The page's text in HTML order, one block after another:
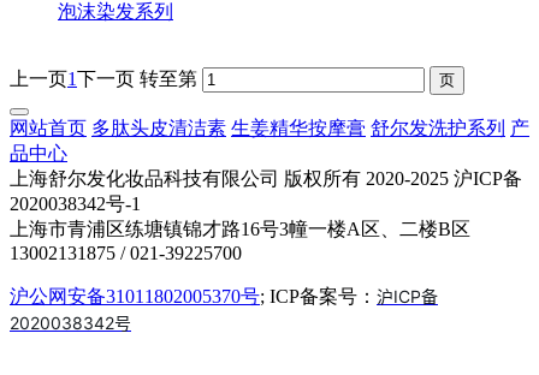
泡沫染发系列
上一页1下一页 转至第
网站首页 多肽头皮清洁素 生姜精华按摩膏 舒尔发洗护系列 产
品中心
上海舒尔发化妆品科技有限公司 版权所有 2020-2025 沪ICP备
2020038342号-1
上海市青浦区练塘镇锦才路16号3幢一楼A区、二楼B区
13002131875 / 021-39225700
沪公网安备31011802005370号; ICP备案号： 沪ICP备
2020038342号